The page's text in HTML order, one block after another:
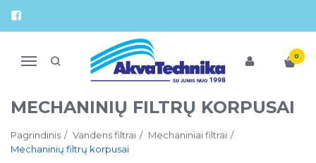
Navigacija
0
MECHANINIŲ FILTRŲ KORPUSAI
Pagrindinis Vandens filtrai
Mechaniniai filtrai
Mechaninių filtrų korpusai